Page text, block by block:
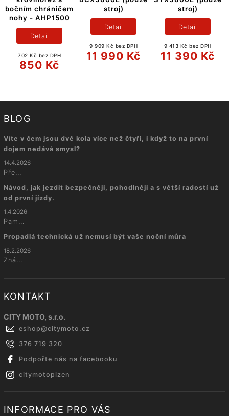
bočním chráničem
nohy - AHP1500
702 Kč bez DPH
850 Kč
Detail
stroj)
9 909 Kč bez DPH
11 990 Kč
Detail
stroj)
9 413 Kč bez DPH
11 390 Kč
Detail
BLOG
Víte v čem jsou dvě kola více než čtyři, i když to na první
dojem nedává smysl?
14.4.2026
Pře...
Návod, jak jezdit bezpečněji, pohodlněji a s větší radostí už
od první jízdy.
1.4.2026
Pam...
Propadlá technická už nemusí být vaše noční můra
18.2.2026
Zná...
KONTAKT
CITY MOTO, s.r.o.
eshop@citymoto.cz
376 719 320
Podpořte nás na facebooku
citymotoplzen
INFORMACE PRO VÁS